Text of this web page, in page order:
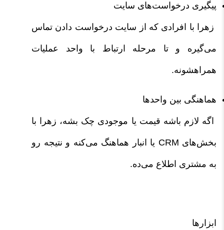
پیگیری درخواست‌های سایت
زهرا با افرادی که از سایت درخواست دادن تماس
می‌گیره و تا مرحله ارتباط با واحد عملیات
همراهشونه.
هماهنگی بین واحدها
اگه لازم باشه قیمت یا موجودی چک بشه، زهرا با
بخش‌های CRM یا انبار هماهنگ می‌کنه و نتیجه رو
به مشتری اطلاع می‌ده.
ابزارها